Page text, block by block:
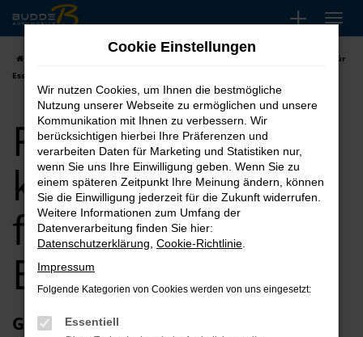
Zum
Hauptinhalt
springen
Ford Ecosport kaufen, leasen, finanzieren für
Essen
Ford Ecosport
kaufen, leasen,
finanzieren für
Essen
Glückwunsch zum Ford Ecosport in
Cookie Einstellungen
Wir nutzen Cookies, um Ihnen die bestmögliche
Nutzung unserer Webseite zu ermöglichen und unsere
Kommunikation mit Ihnen zu verbessern. Wir
berücksichtigen hierbei Ihre Präferenzen und
verarbeiten Daten für Marketing und Statistiken nur,
wenn Sie uns Ihre Einwilligung geben. Wenn Sie zu
einem späteren Zeitpunkt Ihre Meinung ändern, können
Sie die Einwilligung jederzeit für die Zukunft widerrufen.
Weitere Informationen zum Umfang der
Datenverarbeitung finden Sie hier:
Datenschutzerklärung Cookie-Richtlinie
Impressum
Folgende Kategorien von Cookies werden von uns eingesetzt:
Essentiell